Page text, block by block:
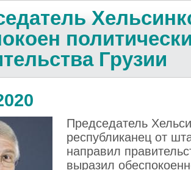
Грузии
Председатель
республиканец от
направил
выразил